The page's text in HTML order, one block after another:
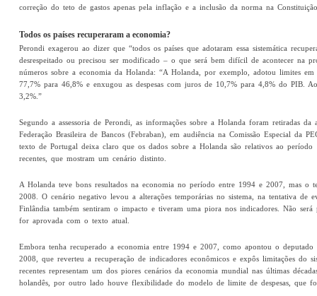
correção do teto de gastos apenas pela inflação e a inclusão da norma na
Todos os países recuperaram a economia?
Perondi exagerou ao dizer que “todos os países que adotaram essa sistemática
desrespeitado ou precisou ser modificado – o que será bem difícil de acontecer na
números sobre a economia da Holanda: “A Holanda, por exemplo, adotou limites
77,7% para 46,8% e enxugou as despesas com juros de 10,7% para 4,8% do PIB.
3,2%.”
Segundo a assessoria de Perondi, as informações sobre a Holanda foram retiradas
Federação Brasileira de Bancos (Febraban), em audiência na Comissão Especial da
texto de Portugal deixa claro que os dados sobre a Holanda são relativos ao
recentes, que mostram um cenário distinto.
A Holanda teve bons resultados na economia no período entre 1994 e 2007, mas o
2008. O cenário negativo levou a alterações temporárias no sistema, na tentativa de
Finlândia também sentiram o impacto e tiveram uma piora nos indicadores. Não
for aprovada com o texto atual.
Embora tenha recuperado a economia entre 1994 e 2007, como apontou o
2008, que reverteu a recuperação de indicadores econômicos e expôs limitações do
recentes representam um dos piores cenários da economia mundial nas últimas
holandês, por outro lado houve flexibilidade do modelo de limite de despesas, que